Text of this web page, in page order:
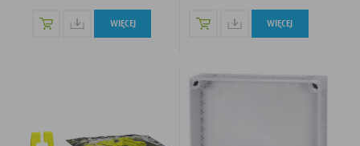
WIĘCEJ WIĘCEJ